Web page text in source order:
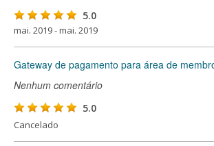
5.0
mai. 2019 - mai. 2019
Gateway de pagamento para área de
Nenhum comentário
5.0
Cancelado